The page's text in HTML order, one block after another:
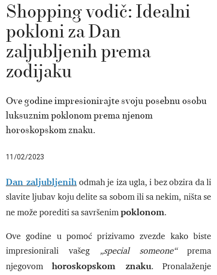
Shopping vodič: Idealni
pokloni za Dan
zaljubljenih prema
zodijaku
Ove godine impresionirajte svoju posebnu osobu
luksuznim poklonom prema njenom
horoskopskom znaku.
11/02/2023
Dan zaljubljenihodmah je iza ugla, i bez obzira da li
slavite ljubav koju delite sa sobom ili sa nekim, ništa se
ne može porediti sa savršenimpoklonom.
Ove godine u pomoć prizivamo zvezde kako biste
impresionirali vašeg „special someone“prema
njegovomhoroskopskom znaku. Pronalaženje